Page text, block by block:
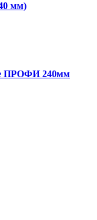
мм)
ПРОФИ 240мм